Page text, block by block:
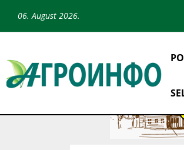
06. August 2026.